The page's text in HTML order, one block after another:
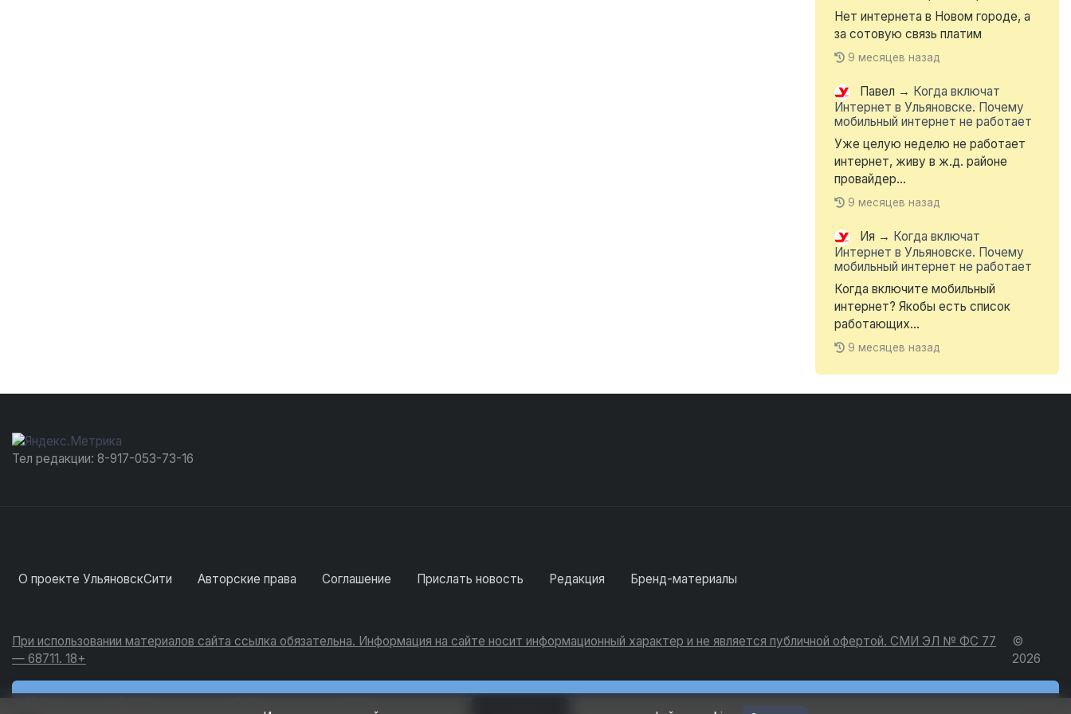
Нет интернета в Новом городе, а
за сотовую связь платим
9 месяцев назад
Павел → Когда включат
Интернет в Ульяновске. Почему
мобильный интернет не работает
Уже целую неделю не работает
интернет, живу в ж.д. районе
провайдер...
9 месяцев назад
Ия → Когда включат
Интернет в Ульяновске. Почему
мобильный интернет не работает
Когда включите мобильный
интернет? Якобы есть список
работающих...
9 месяцев назад
Тел редакции: 8-917-053-73-16
О проекте УльяновскСити Авторские права Соглашение Прислать новость Редакция Бренд-материалы
При использовании материалов сайта ссылка обязательна. Информация на сайте носит информационный характер и не является публичной офертой. СМИ ЭЛ № ФС 77
— 68711. 18+
©
2026